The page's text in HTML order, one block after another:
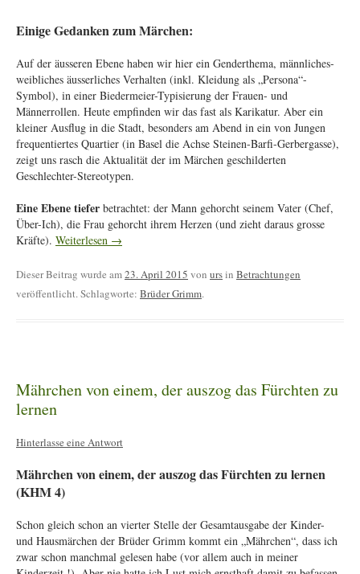
Einige Gedanken zum Märchen:
Auf der äusseren Ebene haben wir hier ein Genderthema, männliches-
weibliches äusserliches Verhalten (inkl. Kleidung als „Persona“-
Symbol), in einer Biedermeier-Typisierung der Frauen- und
Männerrollen. Heute empfinden wir das fast als Karikatur. Aber ein
kleiner Ausflug in die Stadt, besonders am Abend in ein von Jungen
frequentiertes Quartier (in Basel die Achse Steinen-Barfi-Gerbergasse),
zeigt uns rasch die Aktualität der im Märchen geschilderten
Geschlechter-Stereotypen.
Eine Ebene tiefer betrachtet: der Mann gehorcht seinem Vater (Chef,
Über-Ich), die Frau gehorcht ihrem Herzen (und zieht daraus grosse
Kräfte). Weiterlesen →
Dieser Beitrag wurde am 23. April 2015 von ursin Betrachtungen
veröffentlicht. Schlagworte: Brüder Grimm.
Mährchen von einem, der auszog das Fürchten zu
lernen
Hinterlasse eine Antwort
Mährchen von einem, der auszog das Fürchten zu lernen
(KHM 4)
Schon gleich schon an vierter Stelle der Gesamtausgabe der Kinder-
und Hausmärchen der Brüder Grimm kommt ein „Mährchen“, dass ich
zwar schon manchmal gelesen habe (vor allem auch in meiner